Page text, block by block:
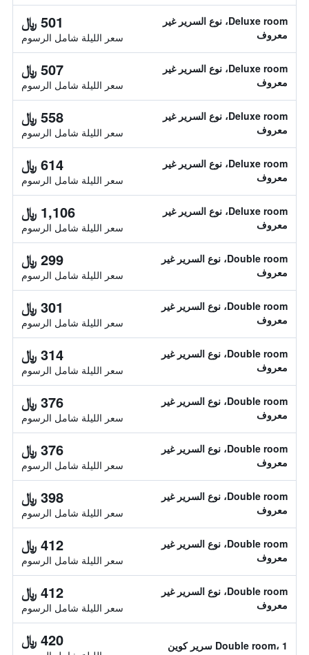
Deluxe room، نوع السرير غير
معروف
501 ﷼
سعر الليلة شامل الرسوم
Deluxe room، نوع السرير غير
معروف
507 ﷼
سعر الليلة شامل الرسوم
Deluxe room، نوع السرير غير
معروف
558 ﷼
سعر الليلة شامل الرسوم
Deluxe room، نوع السرير غير
معروف
614 ﷼
سعر الليلة شامل الرسوم
Deluxe room، نوع السرير غير
معروف
1,106 ﷼
سعر الليلة شامل الرسوم
Double room، نوع السرير غير
معروف
299 ﷼
سعر الليلة شامل الرسوم
Double room، نوع السرير غير
معروف
301 ﷼
سعر الليلة شامل الرسوم
Double room، نوع السرير غير
معروف
314 ﷼
سعر الليلة شامل الرسوم
Double room، نوع السرير غير
معروف
376 ﷼
سعر الليلة شامل الرسوم
Double room، نوع السرير غير
معروف
376 ﷼
سعر الليلة شامل الرسوم
Double room، نوع السرير غير
معروف
398 ﷼
سعر الليلة شامل الرسوم
Double room، نوع السرير غير
معروف
412 ﷼
سعر الليلة شامل الرسوم
Double room، نوع السرير غير
معروف
412 ﷼
سعر الليلة شامل الرسوم
Double room، 1 سرير كوين 420 ﷼